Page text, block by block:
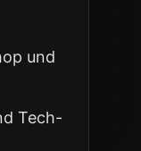
und
Tech-